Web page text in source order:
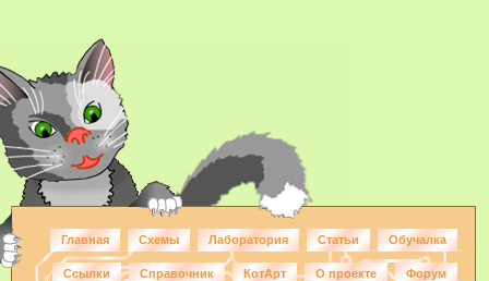
Главная Схемы Лаборатория Статьи Обучалка
Ссылки Справочник КотАрт О проекте Форум